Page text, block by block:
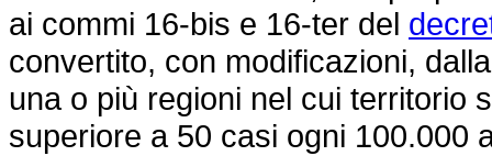
ai commi 16-bis e 16-ter del
convertito, con modificazioni,
una o più regioni nel cui territorio
superiore a 50 casi ogni 100.000